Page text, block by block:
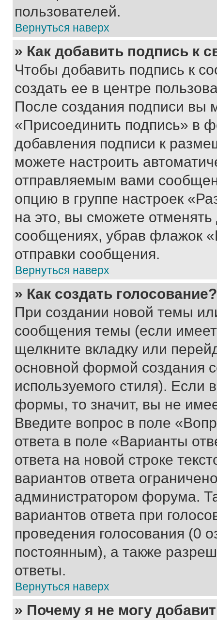
пользователей.
Вернуться наверх
» Как добавить подпись к
Чтобы добавить подпись к
создать ее в центре
После создания подписи вы
«Присоединить подпись» в
добавления подписи к
можете настроить
отправляемым вами
опцию в группе настроек
на это, вы сможете
сообщениях, убрав флажок
отправки сообщения.
Вернуться наверх
» Как создать голосование?
При создании новой темы
сообщения темы (если
щелкните вкладку или
основной формой создания
используемого стиля). Если
формы, то значит, вы не
Введите вопрос в поле
ответа в поле «Варианты
ответа на новой строке
вариантов ответа
администратором форума.
вариантов ответа при
проведения голосования (0
постоянным), а также
ответы.
Вернуться наверх
» Почему я не могу